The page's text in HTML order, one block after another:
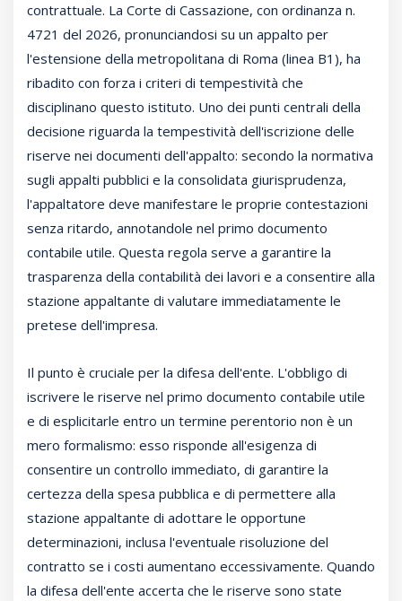
contrattuale. La Corte di Cassazione, con ordinanza n.
4721 del 2026, pronunciandosi su un appalto per
l'estensione della metropolitana di Roma (linea B1), ha
ribadito con forza i criteri di tempestività che
disciplinano questo istituto. Uno dei punti centrali della
decisione riguarda la tempestività dell'iscrizione delle
riserve nei documenti dell'appalto: secondo la normativa
sugli appalti pubblici e la consolidata giurisprudenza,
l'appaltatore deve manifestare le proprie contestazioni
senza ritardo, annotandole nel primo documento
contabile utile. Questa regola serve a garantire la
trasparenza della contabilità dei lavori e a consentire alla
stazione appaltante di valutare immediatamente le
pretese dell'impresa.
Il punto è cruciale per la difesa dell'ente. L'obbligo di
iscrivere le riserve nel primo documento contabile utile
e di esplicitarle entro un termine perentorio non è un
mero formalismo: esso risponde all'esigenza di
consentire un controllo immediato, di garantire la
certezza della spesa pubblica e di permettere alla
stazione appaltante di adottare le opportune
determinazioni, inclusa l'eventuale risoluzione del
contratto se i costi aumentano eccessivamente. Quando
la difesa dell'ente accerta che le riserve sono state